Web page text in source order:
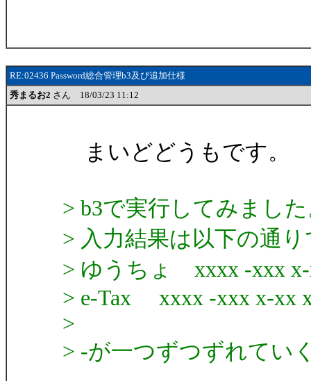
RE:02436 Password総合管理b3及び追加仕様
秀まるお2 さん 18/03/23 11:12
まいどどうもです。
> b3で実行してみまし
> 入力結果は以下の通
> ゆうちょ xxxx -xxx
> e-Tax xxxx -xxx x-xx
>
> -が一つずつずれてい